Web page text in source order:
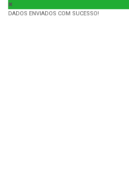
DADOS ENVIADOS COM SUCESSO!